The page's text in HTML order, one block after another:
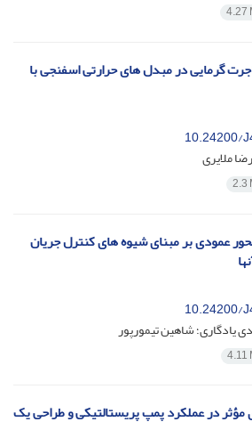
4.27
گرمایی در مبدل ‌های حرارتی اسفنجی با
10.24200/
ملایری
2.3
عمودی بر مبنای شیوه های کنترل جریان
10.24200/
یادگاری؛ شاهین تیمورپور
4.11
مؤثر در عملکرد پمپ پریستالتیکی و طراحی یک